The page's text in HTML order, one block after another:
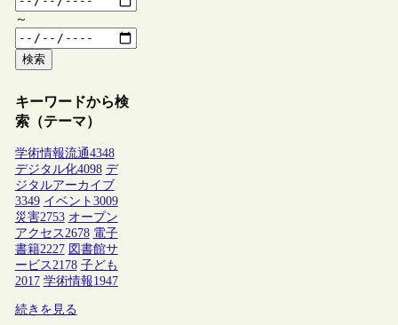
～
検索
キーワードから検
索（テーマ）
学術情報流通4348
デジタル化4098 デ
ジタルアーカイブ
3349 イベント 3009
災害2753 オープン
アクセス2678 電子
書籍2227 図書館サ
ービス2178 子ども
2017 学術情報1947
続きを見る